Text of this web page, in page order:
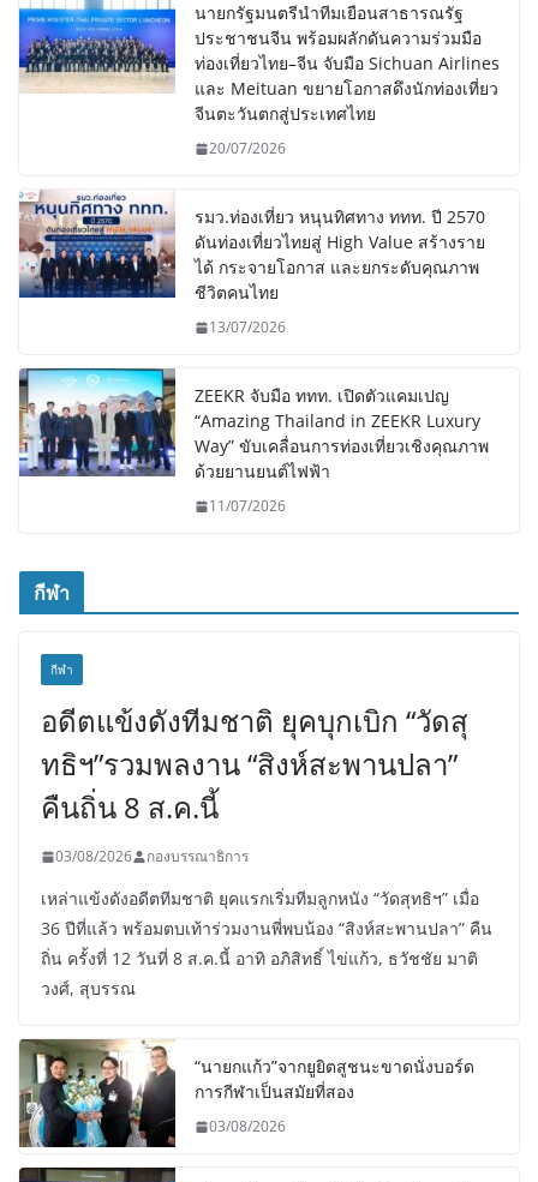
นายกรัฐมนตรีนำทีมเยือนสาธารณรัฐ
ประชาชนจีน พร้อมผลักดันความร่วมมือ
ท่องเที่ยวไทย–จีน จับมือ Sichuan Airlines
และ Meituan ขยายโอกาสดึงนักท่องเที่ยว
จีนตะวันตกสู่ประเทศไทย
20/07/2026
รมว.ท่องเที่ยว หนุนทิศทาง ททท. ปี 2570
ดันท่องเที่ยวไทยสู่ High Value สร้างราย
ได้ กระจายโอกาส และยกระดับคุณภาพ
ชีวิตคนไทย
13/07/2026
ZEEKR จับมือ ททท. เปิดตัวแคมเปญ
“Amazing Thailand in ZEEKR Luxury
Way” ขับเคลื่อนการท่องเที่ยวเชิงคุณภาพ
ด้วยยานยนต์ไฟฟ้า
11/07/2026
กีฬา
กีฬา
อดีตแข้งดังทีมชาติ ยุคบุกเบิก “วัดสุ
ทธิฯ”รวมพลงาน “สิงห์สะพานปลา”
คืนถิ่น 8 ส.ค.นี้
03/08/2026 กองบรรณาธิการ
เหล่าแข้งดังอดีตทีมชาติ ยุคแรกเริ่มทีมลูกหนัง “วัดสุทธิฯ” เมื่อ
36 ปีที่แล้ว พร้อมตบเท้าร่วมงานพี่พบน้อง “สิงห์สะพานปลา” คืน
ถิ่น ครั้งที่ 12 วันที่ 8 ส.ค.นี้ อาทิ อภิสิทธิ์ ไข่แก้ว, ธวัชชัย มาติ
วงศ์, สุบรรณ
“นายกแก้ว”จากยูยิตสูชนะขาดนั่งบอร์ด
การกีฬาเป็นสมัยที่สอง
03/08/2026